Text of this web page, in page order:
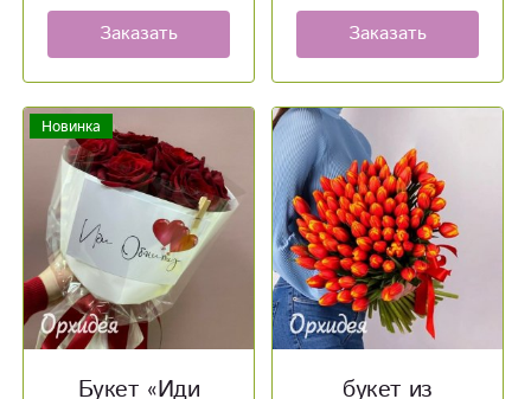
Заказать Заказать
Новинка
Букет «‎Иди букет из